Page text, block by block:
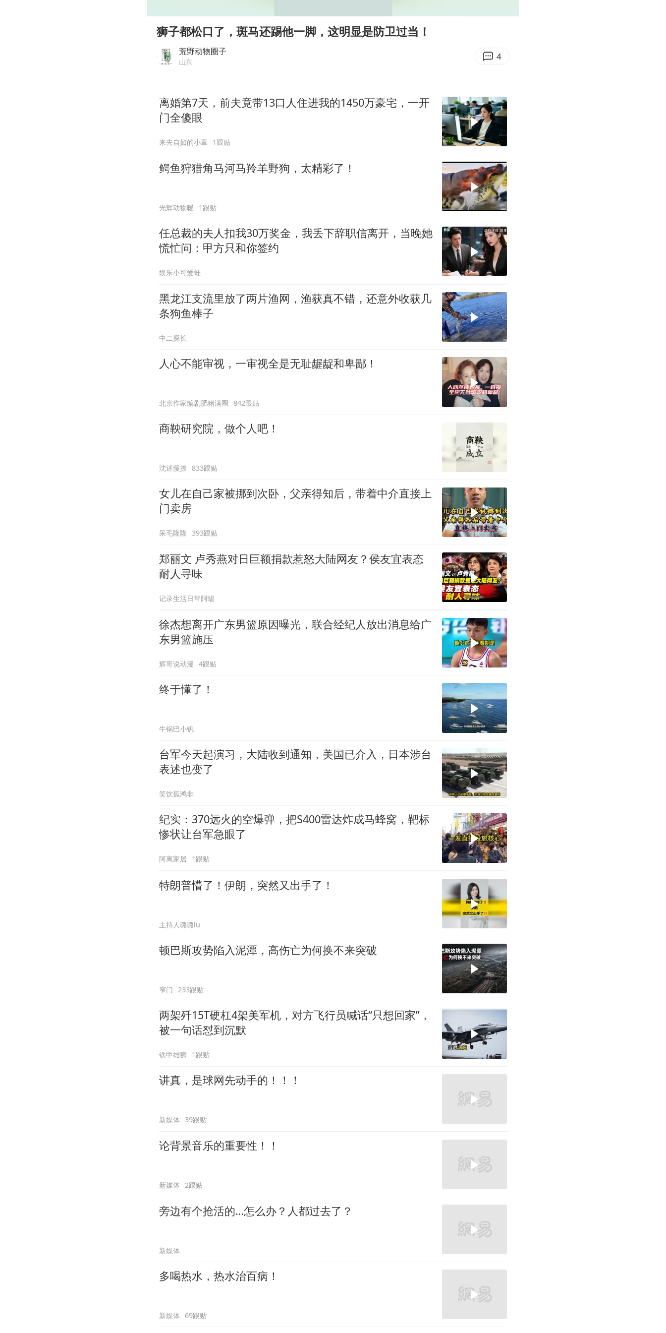
女子利用漏洞0元薅走3000多件家电
宇树科技 打新
房主任回应争议
狮子都松口了，斑马还踢他一脚，这明显是防卫过当！
荒野动物圈子
山东 4
离婚第7天，前夫竟带13口人住进我的1450万豪宅，一开
门全傻眼
来去自如的小章 1跟贴
鳄鱼狩猎角马河马羚羊野狗，太精彩了！
光辉动物暖 1跟贴
任总裁的夫人扣我30万奖金，我丢下辞职信离开，当晚她
慌忙问：甲方只和你签约
娱乐小可爱蛙
黑龙江支流里放了两片渔网，渔获真不错，还意外收获几
条狗鱼棒子
中二探长
人心不能审视，一审视全是无耻龌龊和卑鄙！
北京作家编剧肥猪满圈 842跟贴
商鞅研究院，做个人吧！
沈述慢撩 833跟贴
女儿在自己家被挪到次卧，父亲得知后，带着中介直接上
门卖房
呆毛隆隆 393跟贴
郑丽文 卢秀燕对日巨额捐款惹怒大陆网友？侯友宜表态
耐人寻味
记录生活日常阿蜴
徐杰想离开广东男篮原因曝光，联合经纪人放出消息给广
东男篮施压
辉哥说动漫 4跟贴
终于懂了！
牛锅巴小钒
台军今天起演习，大陆收到通知，美国已介入，日本涉台
表述也变了
笑饮孤鸿非
纪实：370远火的空爆弹，把S400雷达炸成马蜂窝，靶标
惨状让台军急眼了
阿离家居 1跟贴
特朗普懵了！伊朗，突然又出手了！
主持人璐璐lu
顿巴斯攻势陷入泥潭，高伤亡为何换不来突破
窄门 233跟贴
两架歼15T硬杠4架美军机，对方飞行员喊话“只想回家”，
被一句话怼到沉默
铁甲雄狮 1跟贴
讲真，是球网先动手的！！！
新媒体 39跟贴
论背景音乐的重要性！！
新媒体 2跟贴
旁边有个抢活的…怎么办？人都过去了？
新媒体
多喝热水，热水治百病！
新媒体 69跟贴